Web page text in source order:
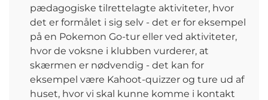
pædagogiske tilrettelagte aktiviteter, hvor
det er formålet i sig selv - det er for eksempel
på en Pokemon Go-tur eller ved aktiviteter,
hvor de voksne i klubben vurderer, at
skærmen er nødvendig - det kan for
eksempel være Kahoot-quizzer og ture ud af
huset, hvor vi skal kunne komme i kontakt